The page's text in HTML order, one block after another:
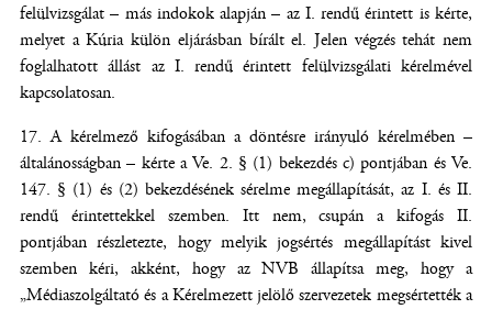
felülvizsgálat – más indokok alapján – az I. rendű érintett is kérte,
melyet a Kúria külön eljárásban bírált el. Jelen végzés tehát nem
foglalhatott állást az I. rendű érintett felülvizsgálati kérelmével
kapcsolatosan.
A kérelmező kifogásában a döntésre irányuló kérelmében –
általánosságban – kérte a Ve. 2. § (1) bekezdés c) pontjában és Ve.
147. § (1) és (2) bekezdésének sérelme megállapítását, az I. és II.
rendű érintettekkel szemben. Itt nem, csupán a kifogás II.
pontjában részletezte, hogy melyik jogsértés megállapítást kivel
szemben kéri, akként, hogy az NVB állapítsa meg, hogy a
„Médiaszolgáltató és a Kérelmezett jelölő szervezetek megsértették a